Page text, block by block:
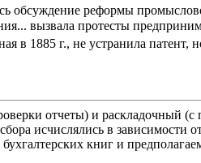
обсуждение реформы
вызвала протесты
в 1885 г., не устранила патент,
отчеты) и раскладочный (с
исчислялись в зависимости
книг и